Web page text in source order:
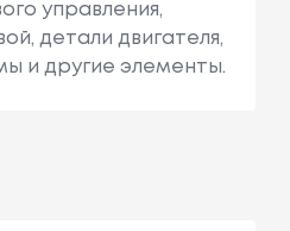
управления,
детали двигателя,
и другие элементы.